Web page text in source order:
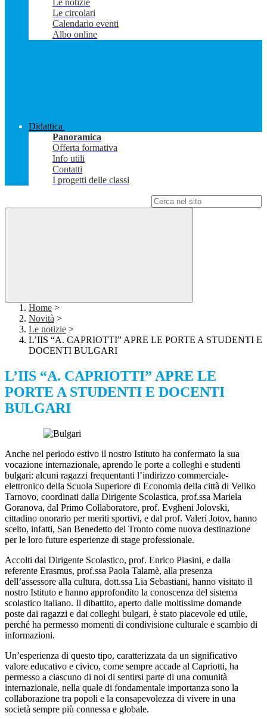
Le notizie
Le circolari
Calendario eventi
Albo online
Didattica
Panoramica
Offerta formativa
Info utili
Contatti
I progetti delle classi
Home >
Novità >
Le notizie >
L’IIS “A. CAPRIOTTI” APRE LE PORTE A STUDENTI E
DOCENTI BULGARI
L’IIS “A. CAPRIOTTI” APRE LE
PORTE A STUDENTI E DOCENTI
BULGARI
Anche nel periodo estivo il nostro Istituto ha confermato la sua
vocazione internazionale, aprendo le porte a colleghi e studenti
bulgari: alcuni ragazzi frequentanti l’indirizzo commerciale-
elettronico della Scuola Superiore di Economia della città di Veliko
Tarnovo, coordinati dalla Dirigente Scolastica, prof.ssa Mariela
Goranova, dal Primo Collaboratore, prof. Evgheni Jolovski,
cittadino onorario per meriti sportivi, e dal prof. Valeri Jotov, hanno
scelto, infatti, San Benedetto del Tronto come nuova destinazione
per le loro future esperienze di stage professionale.
Accolti dal Dirigente Scolastico, prof. Enrico Piasini, e dalla
referente Erasmus, prof.ssa Paola Talamè, alla presenza
dell’assessore alla cultura, dott.ssa Lia Sebastiani, hanno visitato il
nostro Istituto e hanno approfondito la conoscenza del sistema
scolastico italiano. Il dibattito, aperto dalle moltissime domande
poste dai ragazzi e dai colleghi bulgari, è stato piacevole ed utile,
perché ha permesso momenti di condivisione culturale e scambio di
informazioni.
Un’esperienza di questo tipo, caratterizzata da un significativo
valore educativo e civico, come sempre accade al Capriotti, ha
permesso a ciascuno di noi di sentirsi parte di una comunità
internazionale, nella quale di fondamentale importanza sono la
collaborazione tra popoli e la consapevolezza di vivere in una
società sempre più connessa e globale.